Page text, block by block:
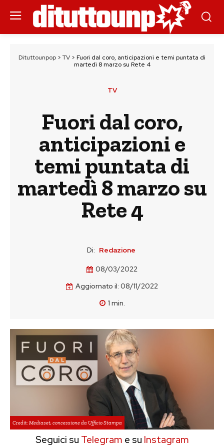
Dituttounpop > TV > Fuori dal coro, anticipazioni e temi puntata di
martedì 8 marzo su Rete 4
TV
Fuori dal coro,
anticipazioni e
temi puntata di
martedì 8 marzo su
Rete 4
Di: Redazione
08/03/2022
Aggiornato il: 08/11/2022
1 min.
Credit: Mediaset, concessione da Ufficio Stampa
Seguici su Telegram e su Instagram